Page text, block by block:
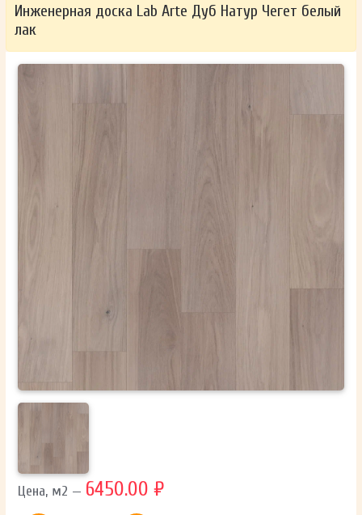
Ваши данные не будут переданы третьим лицам
ОТПРАВИТЬ
Ваши данные не будут переданы третьим лицам
ОТПРАВИТЬ
Ваши данные не будут переданы третьим лицам
Инженерная доска Lab Arte Дуб Натур Чегет белый
лак
Цена, м2 — 6450.00 ₽